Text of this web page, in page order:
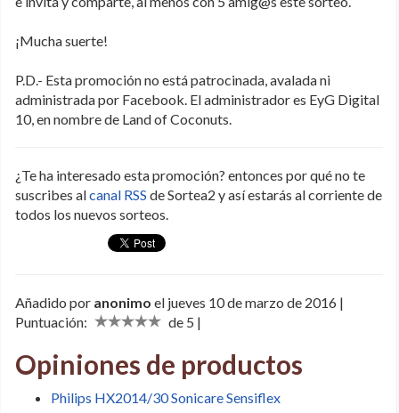
¡Mucha suerte!
P.D.- Esta promoción no está patrocinada, avalada ni
administrada por Facebook. El administrador es EyG Digital
10, en nombre de Land of Coconuts.
¿Te ha interesado esta promoción? entonces por qué no te
suscribes alcanal RSS de Sortea2 y así estarás al corriente de
todos los nuevos sorteos.
Añadido por anonimo el jueves 10 de marzo de 2016 |
Puntuación:
de 5 |
Opiniones de productos
Philips HX2014/30 Sonicare Sensiflex